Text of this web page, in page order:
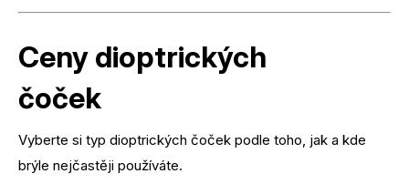
Ceny dioptrických
čoček
Vyberte si typ dioptrických čoček podle toho, jak a kde
brýle nejčastěji používáte.